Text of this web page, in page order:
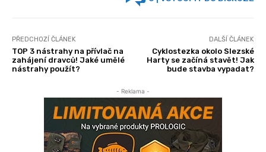
PŘEDCHOZÍ ČLÁNEK
TOP 3 nástrahy na přívlač na
zahájení dravců! Jaké umělé
nástrahy použít?
DALŠÍ ČLÁNEK
Cyklostezka okolo Slezské
Harty se začíná stavět! Jak
bude stavba vypadat?
- Reklama -